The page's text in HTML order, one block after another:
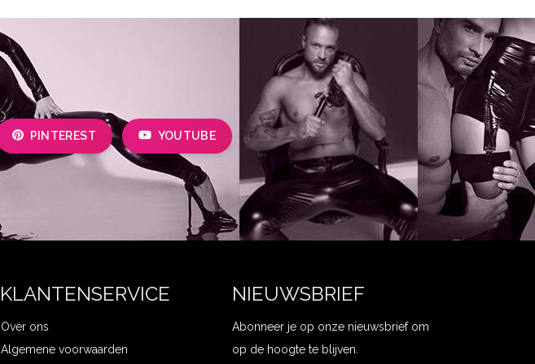
PINTEREST YOUTUBE
KLANTENSERVICE
Over ons
Algemene voorwaarden
NIEUWSBRIEF
Abonneer je op onze nieuwsbrief om
op de hoogte te blijven.